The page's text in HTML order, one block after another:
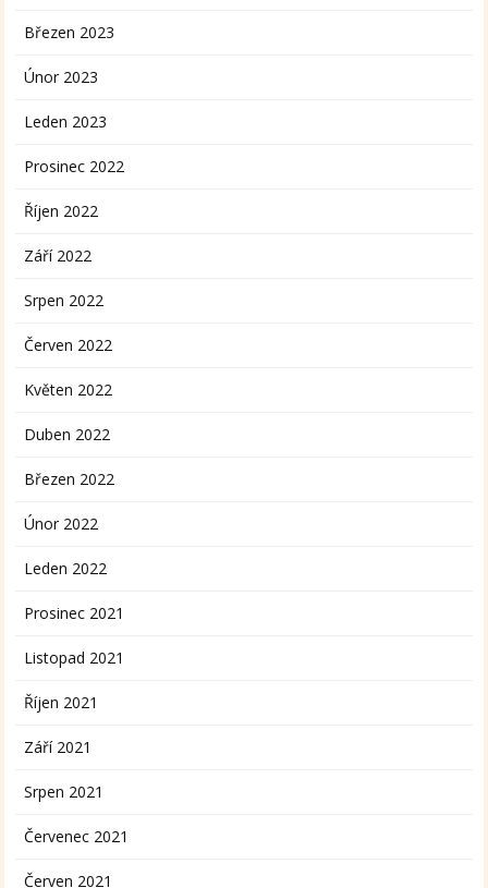
Březen 2023
Únor 2023
Leden 2023
Prosinec 2022
Říjen 2022
Září 2022
Srpen 2022
Červen 2022
Květen 2022
Duben 2022
Březen 2022
Únor 2022
Leden 2022
Prosinec 2021
Listopad 2021
Říjen 2021
Září 2021
Srpen 2021
Červenec 2021
Červen 2021